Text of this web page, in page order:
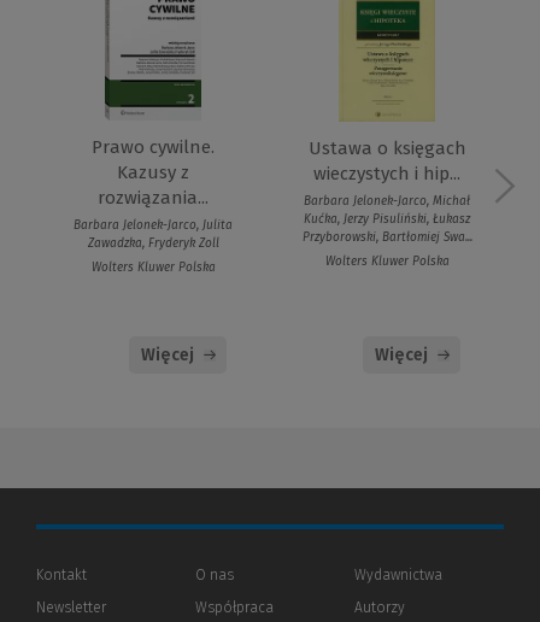
Prawo cywilne.
Kazusy z
rozwiązania...
Barbara Jelonek-Jarco, Julita
Zawadzka, Fryderyk Zoll
Wolters Kluwer Polska
Więcej
Ustawa o księgach
wieczystych i hip...
Barbara Jelonek-Jarco, Michał
Kućka, Jerzy Pisuliński, Łukasz
Przyborowski, Bartłomiej Swa...
Wolters Kluwer Polska
Więcej
Kontakt
Newsletter
O nas
Współpraca
Wydawnictwa
Autorzy